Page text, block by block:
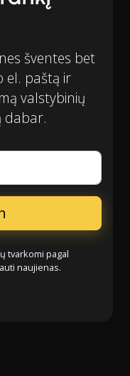
šventes bet
el. paštą ir
valstybinių
dabar.
tvarkomi pagal
naujienas.